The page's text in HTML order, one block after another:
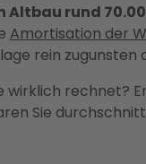
Altbau rund
Amortisation der
rein zugunsten
rechnet?
Sie